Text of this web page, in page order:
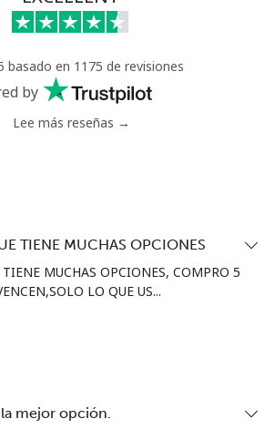
⁦€5⁩
⁦€5⁩
⁦23.5¢⁩
21 min por
basado en 1175 de revisiones
by
Lee más reseñas →
TIENE MUCHAS OPCIONES
TIENE MUCHAS OPCIONES, COMPRO 5
LO QUE US...
mejor opción.